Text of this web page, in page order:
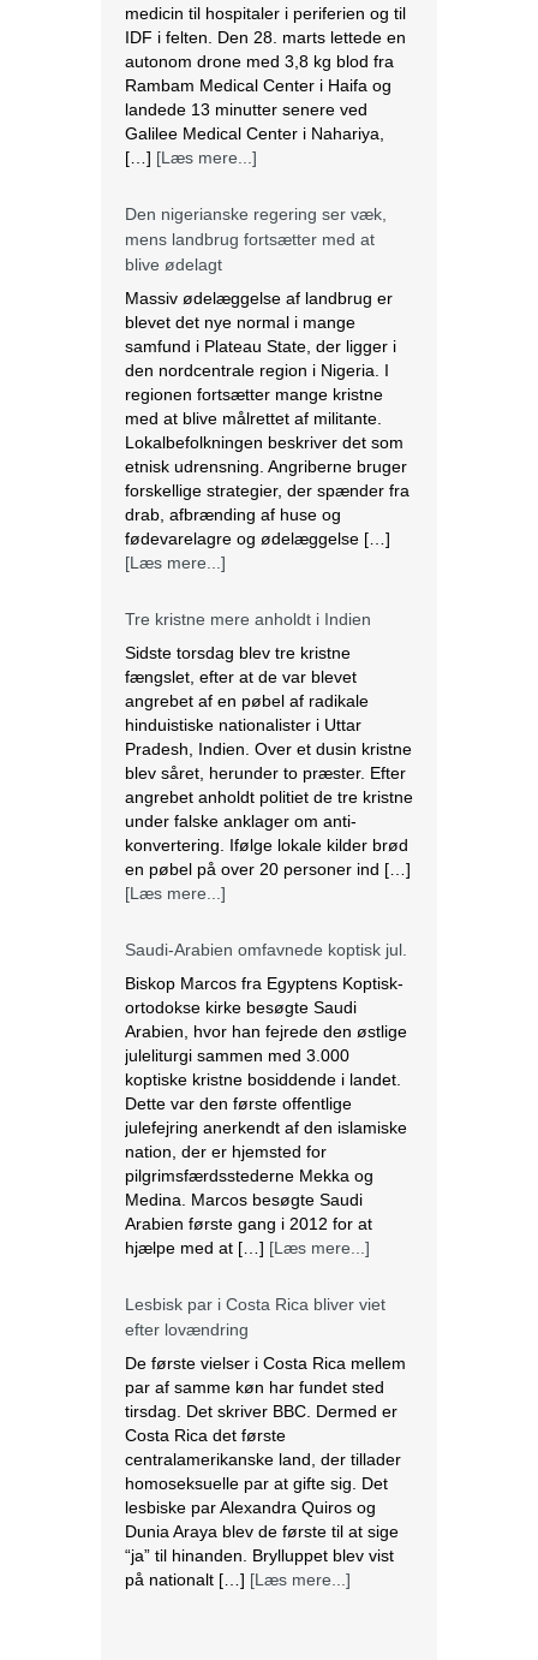
medicin til hospitaler i periferien og til
IDF i felten. Den 28. marts lettede en
autonom drone med 3,8 kg blod fra
Rambam Medical Center i Haifa og
landede 13 minutter senere ved
Galilee Medical Center i Nahariya,
[…] [Læs mere...]
Den nigerianske regering ser væk,
mens landbrug fortsætter med at
blive ødelagt
Massiv ødelæggelse af landbrug er
blevet det nye normal i mange
samfund i Plateau State, der ligger i
den nordcentrale region i Nigeria. I
regionen fortsætter mange kristne
med at blive målrettet af militante.
Lokalbefolkningen beskriver det som
etnisk udrensning. Angriberne bruger
forskellige strategier, der spænder fra
drab, afbrænding af huse og
fødevarelagre og ødelæggelse […]
[Læs mere...]
Tre kristne mere anholdt i Indien
Sidste torsdag blev tre kristne
fængslet, efter at de var blevet
angrebet af en pøbel af radikale
hinduistiske nationalister i Uttar
Pradesh, Indien. Over et dusin kristne
blev såret, herunder to præster. Efter
angrebet anholdt politiet de tre kristne
under falske anklager om anti-
konvertering. Ifølge lokale kilder brød
en pøbel på over 20 personer ind […]
[Læs mere...]
Saudi-Arabien omfavnede koptisk jul.
Biskop Marcos fra Egyptens Koptisk-
ortodokse kirke besøgte Saudi
Arabien, hvor han fejrede den østlige
juleliturgi sammen med 3.000
koptiske kristne bosiddende i landet.
Dette var den første offentlige
julefejring anerkendt af den islamiske
nation, der er hjemsted for
pilgrimsfærdsstederne Mekka og
Medina. Marcos besøgte Saudi
Arabien første gang i 2012 for at
hjælpe med at […] [Læs mere...]
Lesbisk par i Costa Rica bliver viet
efter lovændring
De første vielser i Costa Rica mellem
par af samme køn har fundet sted
tirsdag. Det skriver BBC. Dermed er
Costa Rica det første
centralamerikanske land, der tillader
homoseksuelle par at gifte sig. Det
lesbiske par Alexandra Quiros og
Dunia Araya blev de første til at sige
“ja” til hinanden. Brylluppet blev vist
på nationalt […] [Læs mere...]